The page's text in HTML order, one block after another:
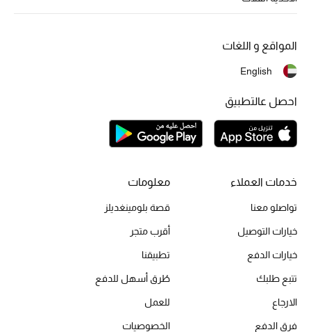
خدمات العملاء
تواصلو معنا
خيارات التوصيل
خيارات الدفع
تتبع طلبك
الارجاع
فرق الدفع
معلومات
قصة بلومينغديلز
أقرب متجر
تطبيقنا
طُرق أسهل للدفع
للعمل
الخصوصيات
المواقع و اللغات
English
احصل عالتطبيق